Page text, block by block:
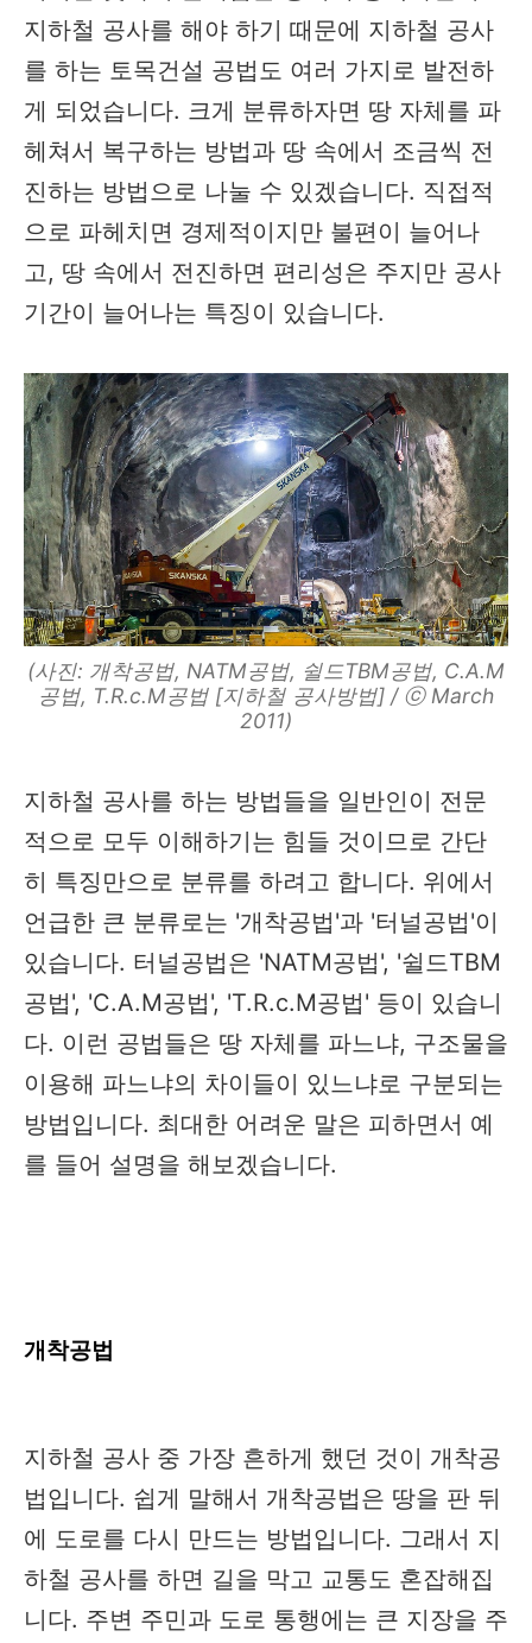
지하철 공사를 해야 하기 때문에 지하철 공사
를 하는 토목건설 공법도 여러 가지로 발전하
게 되었습니다. 크게 분류하자면 땅 자체를 파
헤쳐서 복구하는 방법과 땅 속에서 조금씩 전
진하는 방법으로 나눌 수 있겠습니다. 직접적
으로 파헤치면 경제적이지만 불편이 늘어나
고, 땅 속에서 전진하면 편리성은 주지만 공사
기간이 늘어나는 특징이 있습니다.
(사진: 개착공법, NATM공법, 쉴드TBM공법, C.A.M
공법, T.R.c.M공법 [지하철 공사방법] / ⓒ March
2011)
지하철 공사를 하는 방법들을 일반인이 전문
적으로 모두 이해하기는 힘들 것이므로 간단
히 특징만으로 분류를 하려고 합니다. 위에서
언급한 큰 분류로는 '개착공법'과 '터널공법'이
있습니다. 터널공법은 'NATM공법', '쉴드TBM
공법', 'C.A.M공법', 'T.R.c.M공법' 등이 있습니
다. 이런 공법들은 땅 자체를 파느냐, 구조물을
이용해 파느냐의 차이들이 있느냐로 구분되는
방법입니다. 최대한 어려운 말은 피하면서 예
를 들어 설명을 해보겠습니다.
개착공법
지하철 공사 중 가장 흔하게 했던 것이 개착공
법입니다. 쉽게 말해서 개착공법은 땅을 판 뒤
에 도로를 다시 만드는 방법입니다. 그래서 지
하철 공사를 하면 길을 막고 교통도 혼잡해집
니다. 주변 주민과 도로 통행에는 큰 지장을 주